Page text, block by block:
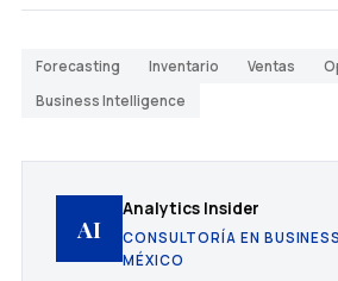
Forecasting Inventario Ventas
Business Intelligence
AI
Analytics Insider
CONSULTORÍA EN
MÉXICO